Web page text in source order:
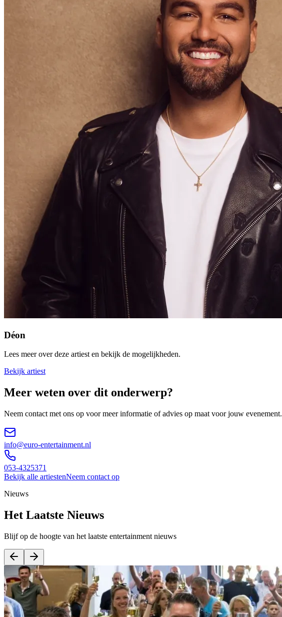
Déon
Lees meer over deze artiest en bekijk de mogelijkheden.
Bekijk artiest
Meer weten over dit onderwerp?
Neem contact met ons op voor meer informatie of advies op maat voor jouw evenement.
info@euro-entertainment.nl
053-4325371
Bekijk alle artiestenNeem contact op
Nieuws
Het Laatste Nieuws
Blijf op de hoogte van het laatste entertainment nieuws